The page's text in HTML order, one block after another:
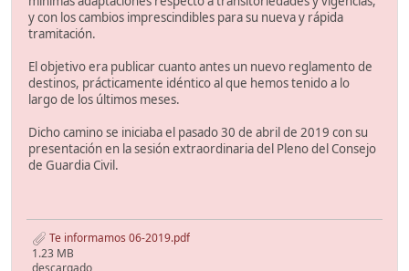
y con los cambios imprescindibles para su nueva y rápida
tramitación.
El objetivo era publicar cuanto antes un nuevo reglamento de
destinos, prácticamente idéntico al que hemos tenido a lo
largo de los últimos meses.
Dicho camino se iniciaba el pasado 30 de abril de 2019 con su
presentación en la sesión extraordinaria del Pleno del Consejo
de Guardia Civil.
Te informamos 06-2019.pdf
1.23 MB